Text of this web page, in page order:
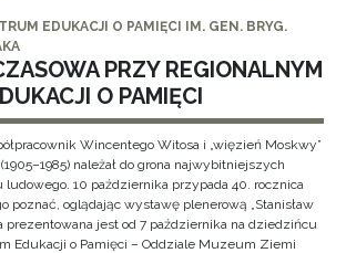
EDUKACJI O PAMIĘCI IM. GEN. BRYG.
PRZY REGIONALNYM
O PAMIĘCI
Wincentego Witosa i „więzień Moskwy”
należał do grona najwybitniejszych
10 października przypada 40. rocznica
poznać, oglądając wystawę plenerową „Stanisław
prezentowana jest od 7 października na dziedzińcu
Edukacji o Pamięci – Oddziale Muzeum Ziemi